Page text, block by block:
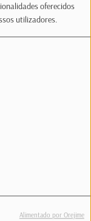
oferecidos
utilizadores.
Alimentado por Orejime
- "Com
no título"
- "Com
- "dois
que têm